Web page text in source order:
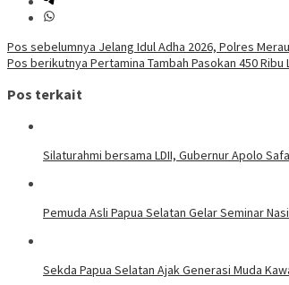
Navigasi
pos
Pos sebelumnya Jelang Idul Adha 2026, Polres
Pos berikutnya Pertamina Tambah Pasokan 450
Pos terkait
Silaturahmi bersama LDII, Gubernur Apolo
Pemuda Asli Papua Selatan Gelar Seminar
Sekda Papua Selatan Ajak Generasi Muda